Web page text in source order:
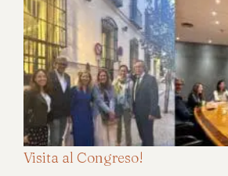
Visita al Congreso!